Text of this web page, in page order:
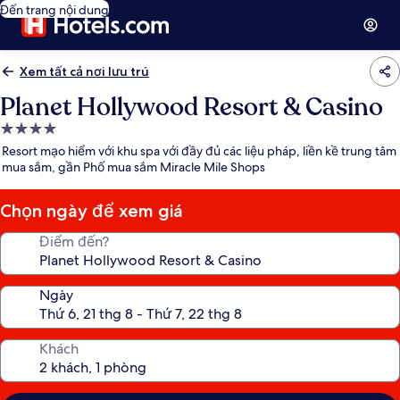
Đến trang nội dung
Xem tất cả nơi lưu trú
Planet Hollywood Resort & Casino
Nơi
lưu
trú
4.0
sao
Resort mạo hiểm với khu spa với đầy đủ các liệu pháp, liền kề trung tâm
mua sắm, gần Phố mua sắm Miracle Mile Shops
Chọn ngày để xem giá
Điểm đến?
Ngày
Khách